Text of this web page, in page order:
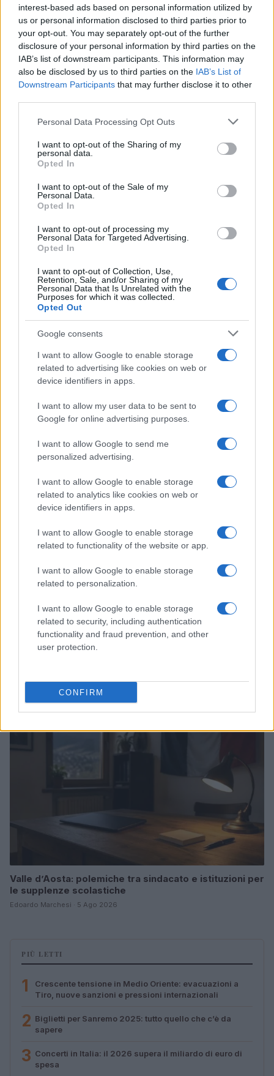
interest-based ads based on personal information utilized by
us or personal information disclosed to third parties prior to
your opt-out. You may separately opt-out of the further
disclosure of your personal information by third parties on the
IAB’s list of downstream participants. This information may
also be disclosed by us to third parties on the IAB’s List of
Downstream Participants that may further disclose it to other
Please note that this website/app uses one or more Google
not limited to your visit or usage behaviour. You may click to
grant or deny consent to Google and its third-party tags to
use your data for below specified purposes in below Google
consent section.
Personal Data Processing Opt Outs
I want to opt-out of the Sharing of my
personal data.
Opted In
I want to opt-out of the Sale of my
Personal Data.
Opted In
I want to opt-out of processing my
Personal Data for Targeted Advertising.
Opted In
I want to opt-out of Collection, Use,
Retention, Sale, and/or Sharing of my
Personal Data that Is Unrelated with the
Purposes for which it was collected.
Opted Out
Google consents
I want to allow Google to enable storage
related to advertising like cookies on web or
device identifiers in apps.
I want to allow my user data to be sent to
Google for online advertising purposes.
I want to allow Google to send me
personalized advertising.
I want to allow Google to enable storage
related to analytics like cookies on web or
device identifiers in apps.
I want to allow Google to enable storage
related to functionality of the website or app.
I want to allow Google to enable storage
related to personalization.
I want to allow Google to enable storage
related to security, including authentication
functionality and fraud prevention, and other
user protection.
CONFIRM
Continua a leggere
annuncia una pausa dalla vita pubblica
Letizia Fontana · 8 Ago 2026
NEWS
Noemi in ospedale: il racconto della riabilitazione e il
Susanna Riva · 6 Ago 2026
Valle d’Aosta: polemiche tra sindacato e istituzioni per
le supplenze scolastiche
Edoardo Marchesi · 5 Ago 2026
PIÙ LETTI
1
Crescente tensione in Medio Oriente: evacuazioni a
Tiro, nuove sanzioni e pressioni internazionali
2 Biglietti per Sanremo 2025: tutto quello che c’è da
sapere
3 Concerti in Italia: il 2026 supera il miliardo di euro di
spesa